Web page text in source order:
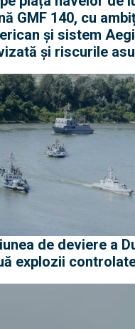
GMF 140, cu
și sistem
și riscurile
de deviere a
explozii